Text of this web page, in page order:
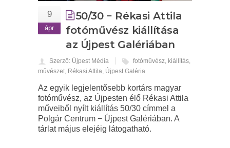
9
ápr
50/30 − Rékasi Attila
fotóművész kiállítása
az Újpest Galériában
Szerző: Újpest Média fotóművész, kiállítás,
művészet, Rékasi Attila, Újpest Galéria
Az egyik legjelentősebb kortárs magyar
fotóművész, az Újpesten élő Rékasi Attila
műveiből nyílt kiállítás 50/30 címmel a
Polgár Centrum − Újpest Galériában. A
tárlat május elejéig látogatható.